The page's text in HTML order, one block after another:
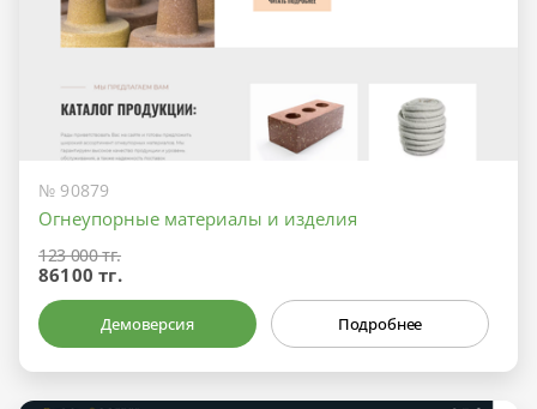
№ 90879
Огнеупорные материалы и изделия
123 000 тг.
86100 тг.
Демоверсия Подробнее